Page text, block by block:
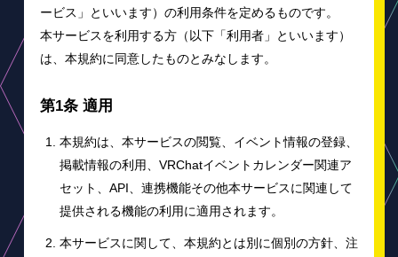
ービス」といいます）の利用条件を定めるものです。
本サービスを利用する方（以下「利用者」といいます）
は、本規約に同意したものとみなします。
第1条 適用
本規約は、本サービスの閲覧、イベント情報の登録、
掲載情報の利用、VRChatイベントカレンダー関連ア
セット、API、連携機能その他本サービスに関連して
提供される機能の利用に適用されます。
本サービスに関して、本規約とは別に個別の方針、注